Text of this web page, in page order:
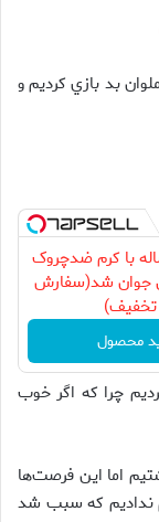
بد بازي كرديم و
آقای58ساله با کرم ضدچروک
جوان شد(سفارش
تخفیف)
محصول
چرا كه اگر خوب
اما اين فرصت‌ها
نداديم كه سبب شد